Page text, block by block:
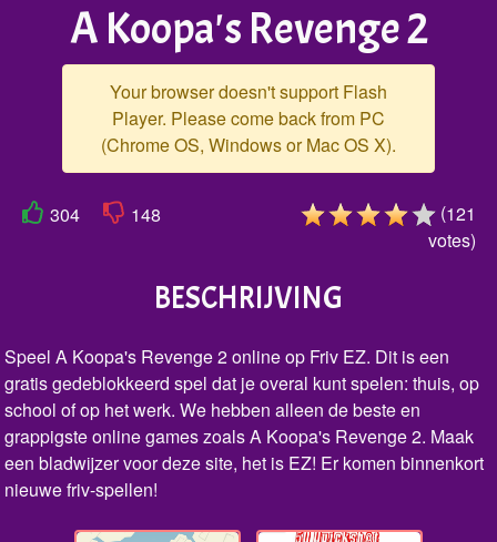
A Koopa's Revenge 2
Your browser doesn't support Flash
Player. Please come back from PC
(Chrome OS, Windows or Mac OS X).
304 148 (121
votes)
BESCHRIJVING
Speel A Koopa's Revenge 2 online op Friv EZ. Dit is een
gratis gedeblokkeerd spel dat je overal kunt spelen: thuis, op
school of op het werk. We hebben alleen de beste en
grappigste online games zoals A Koopa's Revenge 2. Maak
een bladwijzer voor deze site, het is EZ! Er komen binnenkort
nieuwe friv-spellen!